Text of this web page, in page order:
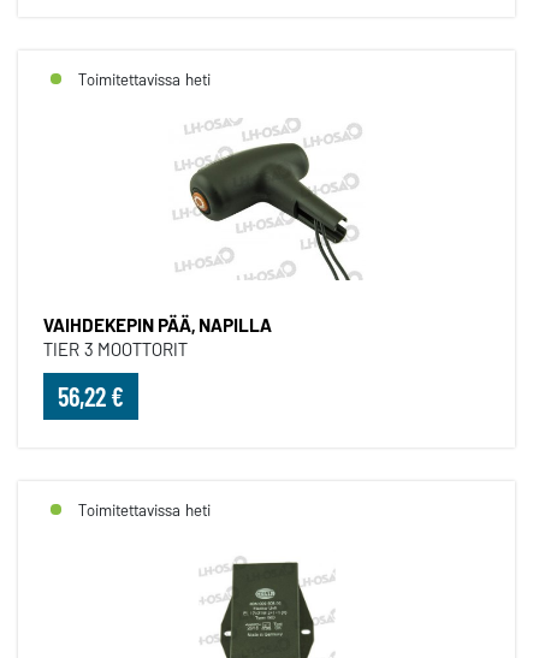
Toimitettavissa heti
VAIHDEKEPIN PÄÄ, NAPILLA
TIER 3 MOOTTORIT
56,22 €
Toimitettavissa heti